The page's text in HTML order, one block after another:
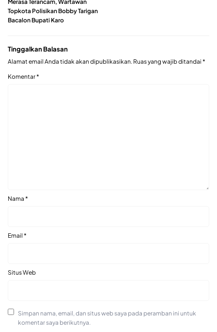
Merasa Terancam, Wartawan
Topkota Polisikan Bobby Tarigan
Bacalon Bupati Karo
Tinggalkan Balasan
Alamat email Anda tidak akan dipublikasikan. Ruas yang wajib ditandai *
Komentar*
Nama *
Email *
Situs Web
Simpan nama, email, dan situs web saya pada peramban ini untuk
komentar saya berikutnya.